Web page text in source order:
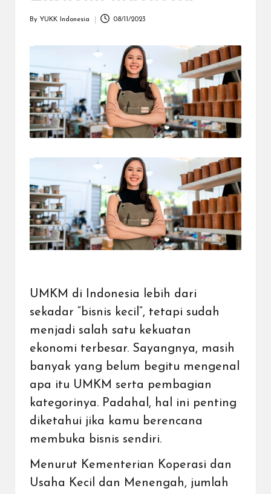
menerima
metode
mengirim
dana
berbagai
tujuan
lebih
lebih
mudah,
lebih
aman.
By YUKK Indonesia 08/11/2023
UMKM di Indonesia lebih dari
sekadar “bisnis kecil”, tetapi sudah
menjadi salah satu kekuatan
ekonomi terbesar. Sayangnya, masih
banyak yang belum begitu mengenal
apa itu UMKM serta pembagian
kategorinya. Padahal, hal ini penting
diketahui jika kamu berencana
membuka bisnis sendiri.
Menurut Kementerian Koperasi dan
Usaha Kecil dan Menengah, jumlah